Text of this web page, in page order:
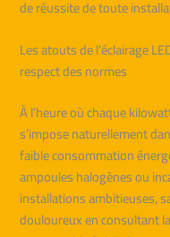
de réussite de toute
Les atouts de l’éclairage
respect des normes
À l’heure où chaque
s’impose naturellement
faible consommation
ampoules halogènes ou
installations ambitieuses,
douloureux en consultant